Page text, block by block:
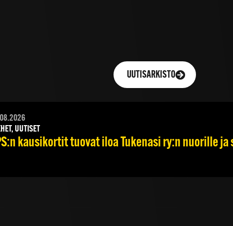
UUTISARKISTO
UUTISET
kausikortit tuovat iloa Tukenasi ry:n nuorille ja